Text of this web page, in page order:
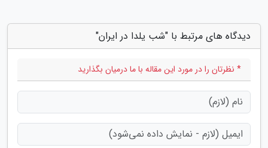
دیدگاه های مرتبط با "شب یلدا در ایران"
* نظرتان را در مورد این مقاله با ما درمیان بگذارید